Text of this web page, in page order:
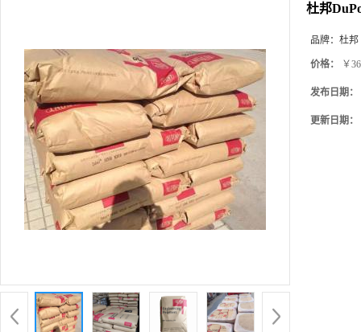
杜邦
品牌： 杜邦
价格： ￥
发布日期：
更新日期：